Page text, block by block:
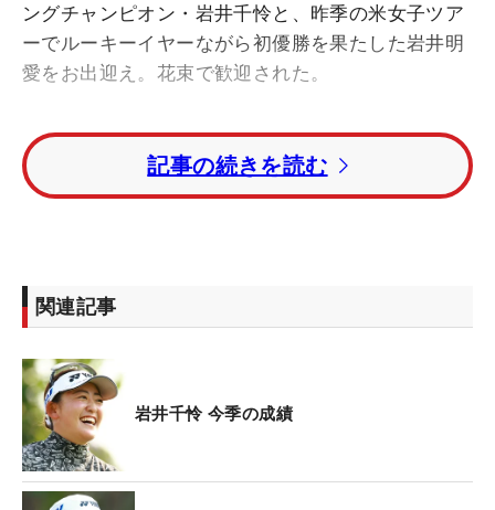
ングチャンピオン・岩井千怜と、昨季の米女子ツア
ーでルーキーイヤーながら初優勝を果たした岩井明
愛をお出迎え。花束で歓迎された。
今年が4度目の出場となる姉妹は、2勝を挙げている
妹の千怜はもちろんのこと、姉の明愛も6位（23
年）、19位（24年）、7位（25年）と好相性ぶりを
本の開幕戦を選び先週の試合が行われたシンガポー
ルから沖縄へ渡った。
明愛は「着いたばかりですけど、暖かい。海外の試
合に行く前の日本はすごく寒かったけど、1カ月く
らい経って戻ってきたら暖かいなと感じました」
と、さっそく沖縄を体感。参戦した欧州ツアーの開
催地だったサウジアラビアから、タイ、シンガポー
記事の続きを読む
関連記事
岩井千怜 今季の成績